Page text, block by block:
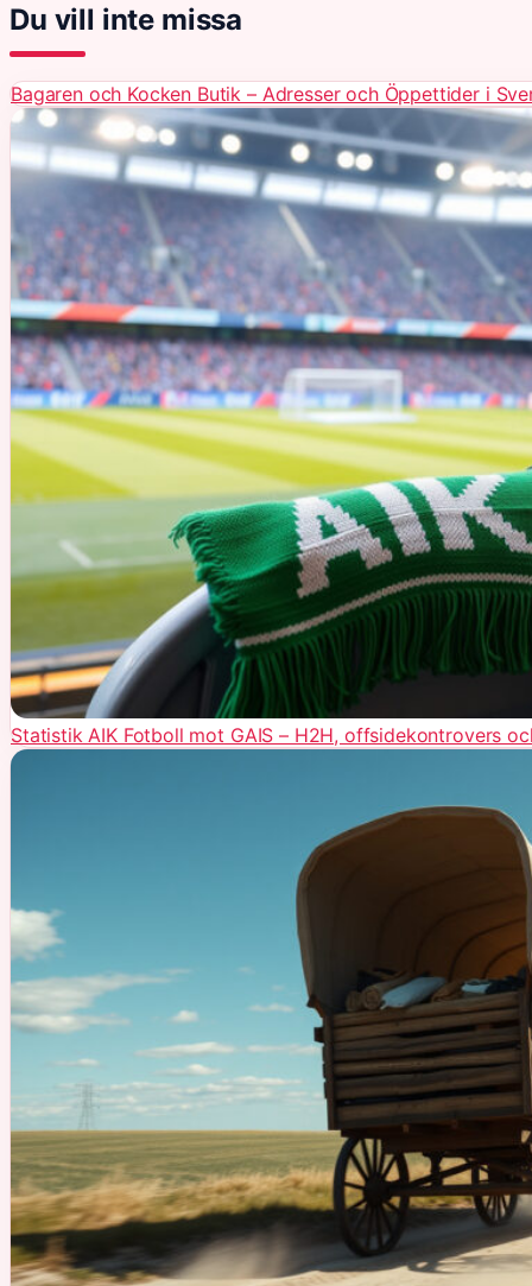
Du vill inte missa
Bagaren och Kocken Butik – Adresser och Öppettider i
Statistik AIK Fotboll mot GAIS – H2H, offsidekontrovers